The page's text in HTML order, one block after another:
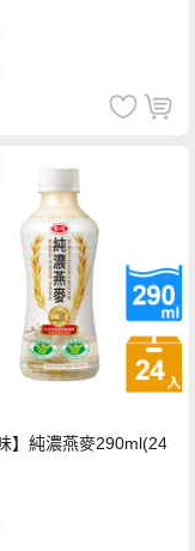
】純濃燕麥290ml(24